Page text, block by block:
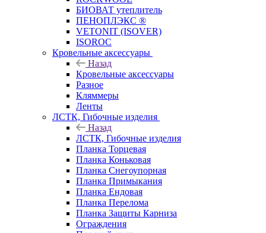
БИОВАТ утеплитель
ПЕНОПЛЭКС ®
VETONIT (ISOVER)
ISOROC
Кровельные аксессуары
Назад
Кровельные аксессуары
Разное
Кляммеры
Ленты
ЛСТК, Гибочные изделия
Назад
ЛСТК, Гибочные изделия
Планка Торцевая
Планка Коньковая
Планка Снегоупорная
Планка Примыкания
Планка Ендовая
Планка Перелома
Планка Защиты Карниза
Ограждения